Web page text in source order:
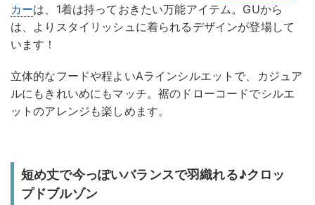
カーは、1着は持っておきたい万能アイテム。GUから
は、よりスタイリッシュに着られるデザインが登場して
います！
立体的なフードや程よいAラインシルエットで、カジュア
ルにもきれいめにもマッチ。裾のドローコードでシルエ
ットのアレンジも楽しめます。
短め丈で今っぽいバランスで羽織れる♪クロッ
プドブルゾン